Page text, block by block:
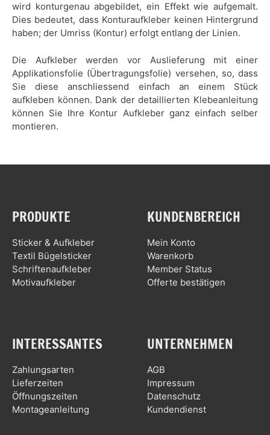
wird konturgenau abgebildet, ein Effekt wie aufgemalt.
Dies bedeutet, dass Konturaufkleber keinen Hintergrund
haben; der Umriss (Kontur) erfolgt entlang der Linien.
Die Aufkleber werden vor Auslieferung mit einer
Applikationsfolie (Übertragungsfolie) versehen, so, dass
Sie diese anschliessend einfach an einem Stück
aufkleben können. Dank der detaillierten Klebeanleitung
können Sie Ihre Kontur Aufkleber ganz einfach selber
montieren.
PRODUKTE
Sticker & Aufkleber
Textil Bügelsticker
Schriftenaufkleber
Motivaufkleber
KUNDENBEREICH
Mein Konto
Warenkorb
Member Status
Offerte bestätigen
INTERESSANTES
Zahlungsarten
Lieferzeiten
Öffnungszeiten
Montageanleitung
UNTERNEHMEN
AGB
Impressum
Datenschutz
Kundendienst